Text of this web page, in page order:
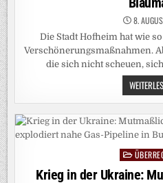
8.
Die Stadt Hofheim hat wie
Verschönerungsmaßnahmen.
die sich nicht scheuen,
Posted
in
Krieg in der Ukraine: